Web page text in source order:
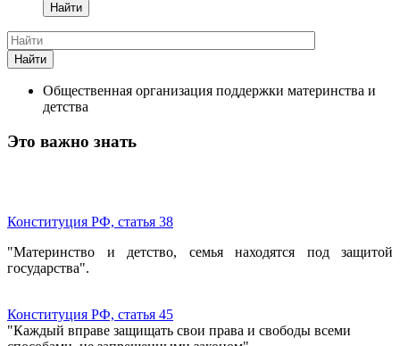
Найти
Найти
Общественная организация поддержки материнства и
детства
Это важно знать
Конституция РФ, статья 38
"Материнство и детство, семья находятся под защитой
государства".
Конституция РФ, статья 45
"Каждый вправе защищать свои права и свободы всеми